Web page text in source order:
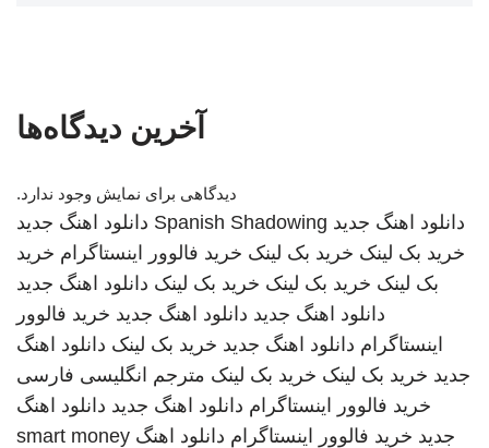
آخرین دیدگاه‌ها
دیدگاهی برای نمایش وجود ندارد.
دانلود اهنگ جدید Spanish Shadowing دانلود اهنگ جدید
خرید بک لینک خرید بک لینک خرید فالوور اینستاگرام خرید
بک لینک خرید بک لینک خرید بک لینک دانلود اهنگ جدید
دانلود اهنگ جدید دانلود اهنگ جدید خرید فالوور
اینستاگرام دانلود اهنگ جدید خرید بک لینک دانلود اهنگ
جدید خرید بک لینک خرید بک لینک مترجم انگلیسی فارسی
خرید فالوور اینستاگرام دانلود اهنگ جدید دانلود اهنگ
جدید خرید فالوور اینستاگرام دانلود اهنگ smart money